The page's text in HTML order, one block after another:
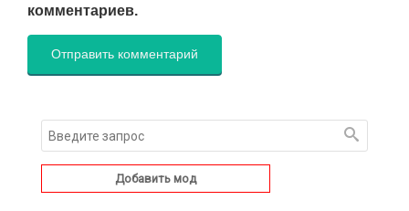
комментариев.
Добавить мод